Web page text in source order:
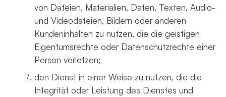
von Dateien, Materialien, Daten, Texten, Audio-
und Videodateien, Bildern oder anderen
Kundeninhalten zu nutzen, die die geistigen
Eigentumsrechte oder Datenschutzrechte einer
Person verletzen;
den Dienst in einer Weise zu nutzen, die die
Integrität oder Leistung des Dienstes und